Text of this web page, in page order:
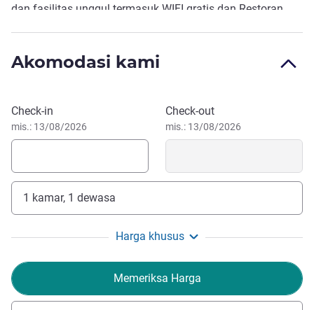
dan fasilitas unggul termasuk WIFI gratis dan Restoran
dekat jalan raya, Auckland University, rumah sakit, dan
rekreasi.
Akomodasi kami
Pesan hotel ini
Check-in
mis.: 13/08/2026
Check-out
mis.: 13/08/2026
1 kamar, 1 dewasa
Harga khusus
Memeriksa Harga